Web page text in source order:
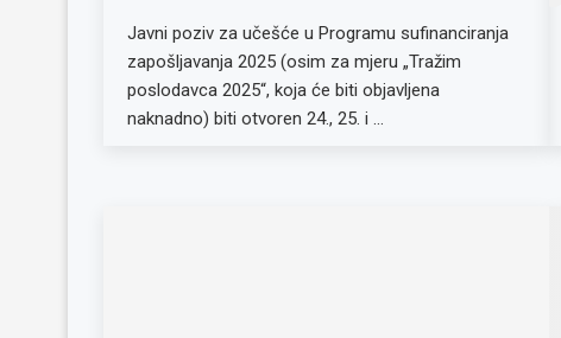
Javni poziv za učešće u Programu sufinanciranja
zapošljavanja 2025 (osim za mjeru „Tražim
poslodavca 2025“, koja će biti objavljena
naknadno) biti otvoren 24., 25. i …